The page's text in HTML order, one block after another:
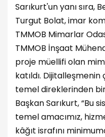
Sarıkurt'un yanı sıra,
Turgut Bolat, imar
TMMOB Mimarlar
TMMOB İnşaat
proje müellifi olan
katıldı.
temel direklerinden
Başkan Sarıkurt, “Bu
temel amacımız,
kâğıt israfını